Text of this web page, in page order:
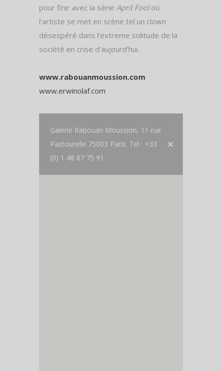
pour finir avec la série April Fool où
l’artiste se met en scène tel un clown
désespéré dans l’extreme solitude de la
société en crise d’aujourd’hui.
www.rabouanmoussion.com
www.erwinolaf.com
Galerie Rabouan Moussion, 11 rue
Pastourelle 75003 Paris. Tel : +33
(0) 1 48 87 75 91